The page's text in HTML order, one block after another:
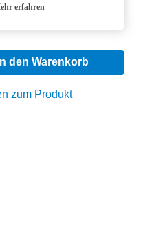
erfahren
gewünschten
In den Warenkorb
zum Produkt